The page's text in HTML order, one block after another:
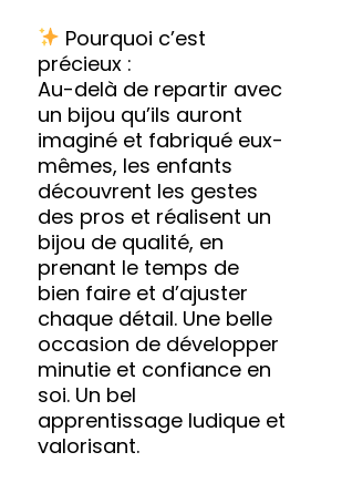
Pourquoi c’est
précieux :
Au-delà de repartir avec
un bijou qu’ils auront
imaginé et fabriqué eux-
mêmes, les enfants
découvrent les gestes
des pros et réalisent un
bijou de qualité, en
prenant le temps de
bien faire et d’ajuster
chaque détail. Une belle
occasion de développer
minutie et confiance en
soi. Un bel
apprentissage ludique et
valorisant.